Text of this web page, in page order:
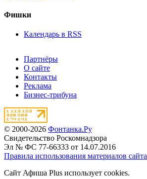
Фишки
Календарь в RSS
Партнёры
О сайте
Контакты
Реклама
Бизнес-трибуна
© 2000-2026 Фонтанка.Ру
Свидетельство Роскомнадзора
Эл № ФС 77-66333 от 14.07.2016
Правила использования материалов сайта
Сайт Афиша Plus использует cookies.